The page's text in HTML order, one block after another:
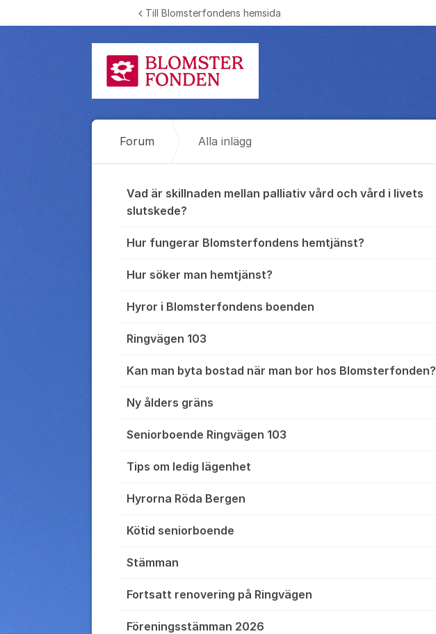
Till Blomsterfondens hemsida
Forum Alla inlägg
Alla inlägg
Vad är skillnaden mellan palliativ vård och vård i livets
slutskede?
Hur fungerar Blomsterfondens hemtjänst?
Hur söker man hemtjänst?
Hyror i Blomsterfondens boenden
Ringvägen 103
Kan man byta bostad när man bor hos Blomsterfonden?
Ny ålders gräns
Seniorboende Ringvägen 103
Tips om ledig lägenhet
Hyrorna Röda Bergen
Kötid seniorboende
Stämman
Fortsatt renovering på Ringvägen
Föreningsstämman 2026